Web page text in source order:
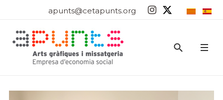
apunts@cetapunts.org